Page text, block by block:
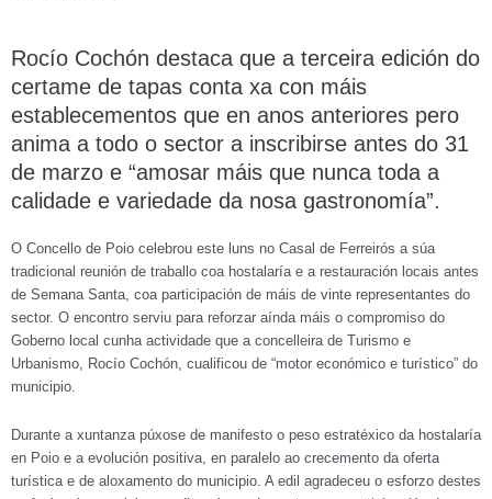
Rocío Cochón destaca que a terceira edición do
certame de tapas conta xa con máis
establecementos que en anos anteriores pero
anima a todo o sector a inscribirse antes do 31
de marzo e “amosar máis que nunca toda a
calidade e variedade da nosa gastronomía”.
O Concello de Poio celebrou este luns no Casal de Ferreirós a súa
tradicional reunión de traballo coa hostalaría e a restauración locais antes
de Semana Santa, coa participación de máis de vinte representantes do
sector. O encontro serviu para reforzar aínda máis o compromiso do
Goberno local cunha actividade que a concelleira de Turismo e
Urbanismo, Rocío Cochón, cualificou de “motor económico e turístico” do
municipio.
Durante a xuntanza púxose de manifesto o peso estratéxico da hostalaría
en Poio e a evolución positiva, en paralelo ao crecemento da oferta
turística e de aloxamento do municipio. A edil agradeceu o esforzo destes